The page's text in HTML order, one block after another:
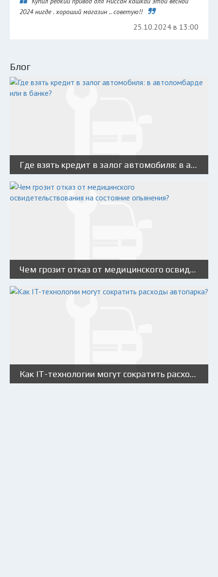
2024 нигде . хороший магазин .. советую!!
25.10.2024 в 13:00
Блог
Где взять кредит в залог автомобиля: в автоломбарде или в банке?
Чем грозит отказ от медицинского освидетельствования на состояние опьянения?
Как IT-технологии могут сократить расходы автопарка?